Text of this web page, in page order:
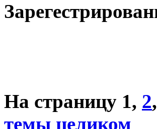
На страницу 1, 2,
темы целиком